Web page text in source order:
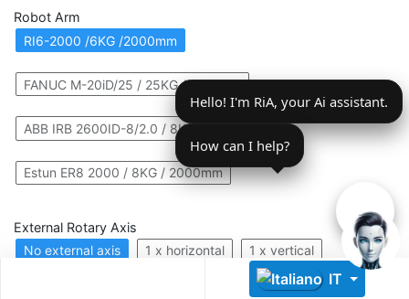
IT
Robot Arm
RI6-2000 /6KG /2000mm
FANUC M-20iD/25 / 25KG / 1831mm
ABB IRB 2600ID-8/2.0 / 8KG / 2600mm
Estun ER8 2000 / 8KG / 2000mm
External Rotary Axis
No external axis
1 x horizontal 1 x vertical
2 x vertical 2 x 2 axis
Descoperă RiA Ecosystem
Platformă integrată pentru managementul flotei de roboți
Monitorizare în timp real și analiză date
Conectează roboți, software și servicii într-o singură
soluție
Scalabil de la 1 robot la zeci de unități
Hello! I'm RiA, your Ai assistant.
How can I help?